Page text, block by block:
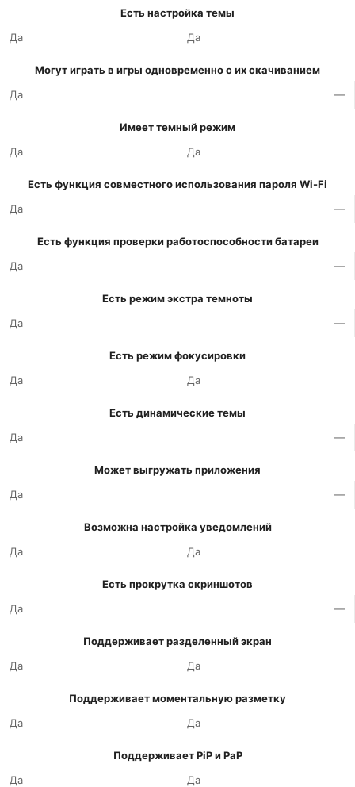
Есть настройка темы
Да
Да
Могут играть в игры одновременно с их скачиванием
Да
—
Имеет темный режим
Да
Да
Есть функция совместного использования пароля Wi-Fi
Да
—
Есть функция проверки работоспособности батареи
Да
—
Есть режим экстра темноты
Да
—
Есть режим фокусировки
Да
Да
Есть динамические темы
Да
—
Может выгружать приложения
Да
—
Возможна настройка уведомлений
Да
Да
Есть прокрутка скриншотов
Да
—
Поддерживает разделенный экран
Да
Да
Поддерживает моментальную разметку
Да
Да
Поддерживает PiP и PaP
Да
Да